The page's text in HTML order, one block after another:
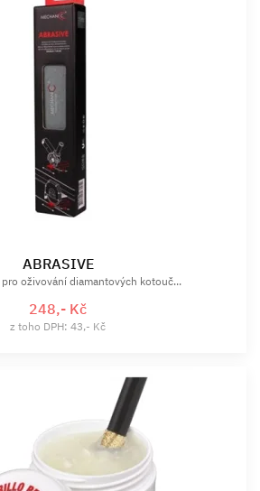
ABRASIVE
oživování diamantových kotouč...
248,- Kč
z toho DPH: 43,- Kč